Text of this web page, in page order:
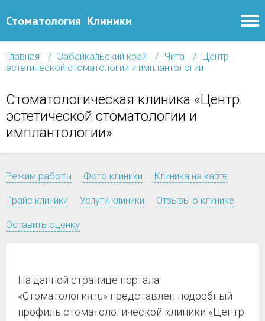
Стоматология Клиники
Главная Забайкальский край Чита
Центр
эстетической стоматологии и имплантологии
Стоматологическая клиника «Центр
эстетической стоматологии и
имплантологии»
Режим работы Фото клиники Клиника на карте
Прайс клиники Услуги клиники Отзывы о клинике
Оставить оценку
На данной странице портала
«Стоматология.ru» представлен подробный
профиль стоматологической клиники «Центр